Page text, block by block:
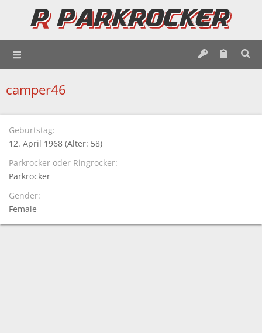
camper46
Geburtstag
12. April 1968 (Alter: 58)
Parkrocker oder Ringrocker
Parkrocker
Gender
Female